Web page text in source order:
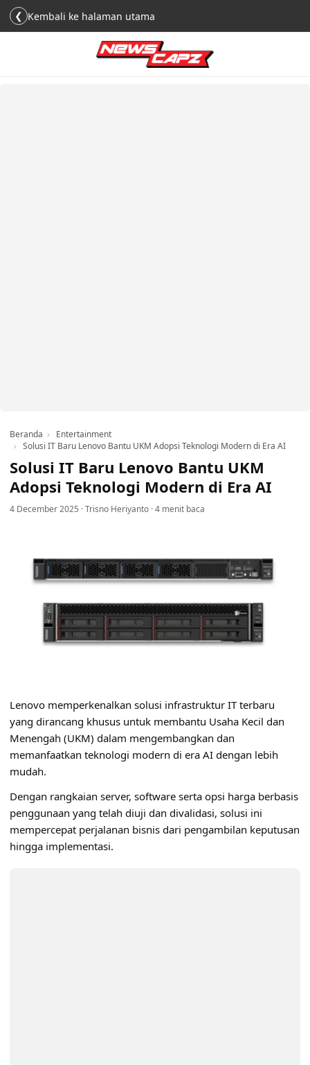
❮ Kembali ke halaman utama
Beranda
Entertainment
Solusi IT Baru Lenovo Bantu UKM Adopsi Teknologi Modern di Era AI
Solusi IT Baru Lenovo Bantu UKM
Adopsi Teknologi Modern di Era AI
4 December 2025 ·Trisno Heriyanto ·4 menit baca
Lenovo memperkenalkan solusi infrastruktur IT terbaru
yang dirancang khusus untuk membantu Usaha Kecil dan
Menengah (UKM) dalam mengembangkan dan
memanfaatkan teknologi modern di era AI dengan lebih
mudah.
Dengan rangkaian server, software serta opsi harga berbasis
penggunaan yang telah diuji dan divalidasi, solusi ini
mempercepat perjalanan bisnis dari pengambilan keputusan
hingga implementasi.